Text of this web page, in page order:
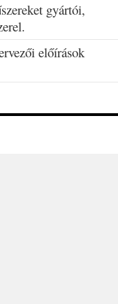
gyártói,
előírások